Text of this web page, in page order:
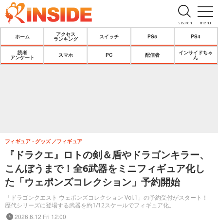
menu
search
ホーム
アクセス
ランキング
スイッチ PS5 PS4
読者
アンケート
スマホ PC 配信者
インサイドちゃ
ん
『ドラクエ』ロトの剣＆盾やドラゴンキラー、
こんぼうまで！全6武器をミニフィギュア化し
た「ウェポンズコレクション」予約開始
「ドラゴンクエスト ウェポンズコレクション Vol.1」の予約受付がスタート！
歴代シリーズに登場する武器を約1/12スケールでフィギュア化。
フィギュア・グッズ フィギュア
2026.6.12 Fri 12:00